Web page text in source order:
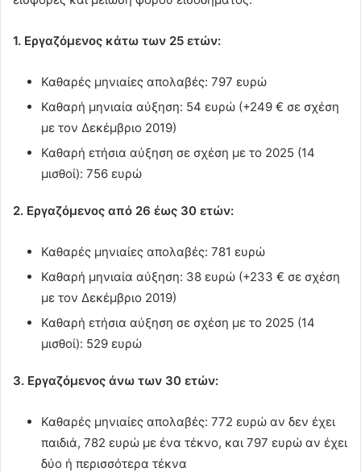
1. Εργαζόμενος κάτω των 25 ετών:
Καθαρές μηνιαίες απολαβές: 797 ευρώ
Καθαρή μηνιαία αύξηση: 54 ευρώ (+249 € σε σχέση
με τον Δεκέμβριο 2019)
Καθαρή ετήσια αύξηση σε σχέση με το 2025 (14
μισθοί): 756 ευρώ
2. Εργαζόμενος από 26 έως 30 ετών:
Καθαρές μηνιαίες απολαβές: 781 ευρώ
Καθαρή μηνιαία αύξηση: 38 ευρώ (+233 € σε σχέση
με τον Δεκέμβριο 2019)
Καθαρή ετήσια αύξηση σε σχέση με το 2025 (14
μισθοί): 529 ευρώ
3. Εργαζόμενος άνω των 30 ετών:
Καθαρές μηνιαίες απολαβές: 772 ευρώ αν δεν έχει
παιδιά, 782 ευρώ με ένα τέκνο, και 797 ευρώ αν έχει
δύο ή περισσότερα τέκνα